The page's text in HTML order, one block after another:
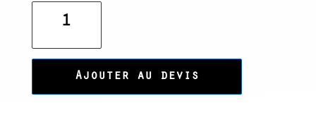
Couverts
Ajouter au devis